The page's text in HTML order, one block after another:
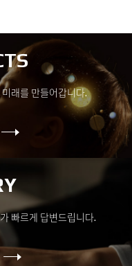
래를 만들어갑니다.
빠르게 답변드립니다.